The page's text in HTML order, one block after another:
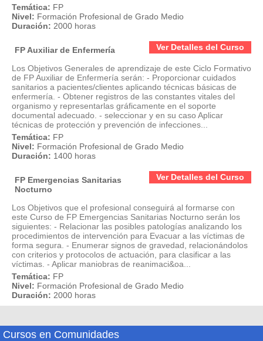
Temática: FP
Nivel: Formación Profesional de Grado Medio
Duración: 2000 horas
Ver Detalles del Curso
FP Auxiliar de Enfermería
Los Objetivos Generales de aprendizaje de este Ciclo Formativo
de FP Auxiliar de Enfermería serán: - Proporcionar cuidados
sanitarios a pacientes/clientes aplicando técnicas básicas de
enfermería. - Obtener registros de las constantes vitales del
organismo y representarlas gráficamente en el soporte
documental adecuado. - seleccionar y en su caso Aplicar
técnicas de protección y prevención de infecciones...
Temática: FP
Nivel: Formación Profesional de Grado Medio
Duración: 1400 horas
Ver Detalles del Curso
FP Emergencias Sanitarias
Nocturno
Los Objetivos que el profesional conseguirá al formarse con
este Curso de FP Emergencias Sanitarias Nocturno serán los
siguientes: - Relacionar las posibles patologías analizando los
procedimientos de intervención para Evacuar a las víctimas de
forma segura. - Enumerar signos de gravedad, relacionándolos
con criterios y protocolos de actuación, para clasificar a las
víctimas. - Aplicar maniobras de reanimaci&oa...
Temática: FP
Nivel: Formación Profesional de Grado Medio
Duración: 2000 horas
Cursos en Comunidades